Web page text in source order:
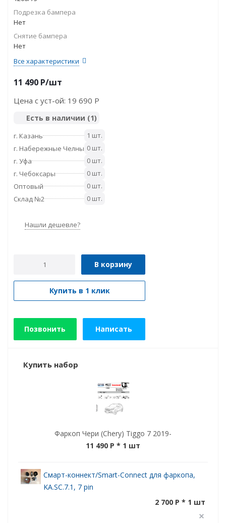
Подрезка бампера
Нет
Снятие бампера
Нет
Все характеристики
11 490 P/шт
Цена с уст-ой: 19 690 P
Есть в наличии (1)
г. Казань
1 шт.
г. Набережные Челны 0 шт.
г. Уфа
0 шт.
г. Чебоксары
0 шт.
Оптовый
0 шт.
Склад №2
0 шт.
Нашли дешевле?
В корзину
Купить в 1 клик
Позвонить Написать
Купить набор
Фаркоп Чери (Chery) Tiggo 7 2019-
11 490 P * 1 шт
Смарт-коннект/Smart-Connect для фаркопа,
KA.SC.7.1, 7 pin
2 700 P * 1 шт